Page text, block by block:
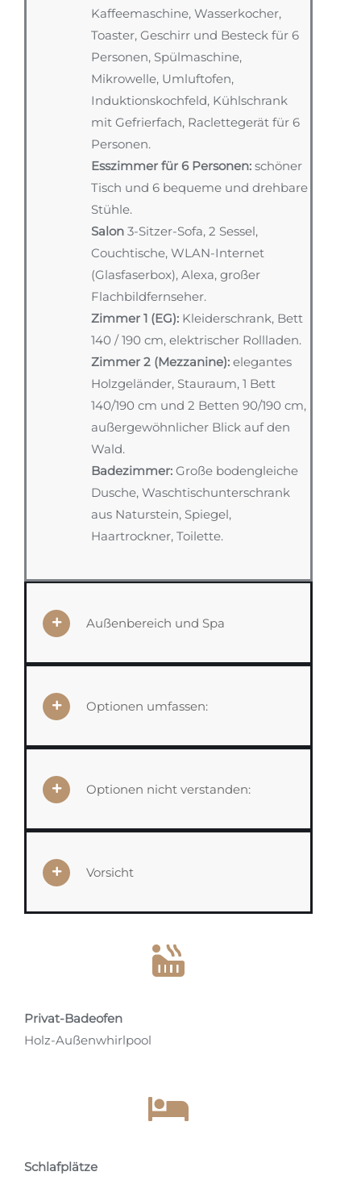
Kaffeemaschine, Wasserkocher,
Toaster, Geschirr und Besteck für 6
Personen, Spülmaschine,
Mikrowelle, Umluftofen,
Induktionskochfeld, Kühlschrank
mit Gefrierfach, Raclettegerät für 6
Personen.
Esszimmer für 6 Personen: schöner
Tisch und 6 bequeme und drehbare
Stühle.
Salon 3-Sitzer-Sofa, 2 Sessel,
Couchtische, WLAN-Internet
(Glasfaserbox), Alexa, großer
Flachbildfernseher.
Zimmer 1 (EG): Kleiderschrank, Bett
140 / 190 cm, elektrischer Rollladen.
Zimmer 2 (Mezzanine): elegantes
Holzgeländer, Stauraum, 1 Bett
140/190 cm und 2 Betten 90/190 cm,
außergewöhnlicher Blick auf den
Wald.
Badezimmer: Große bodengleiche
Dusche, Waschtischunterschrank
aus Naturstein, Spiegel,
Haartrockner, Toilette.
Außenbereich und Spa
Optionen umfassen:
Optionen nicht verstanden:
Vorsicht
Privat-Badeofen
Holz-Außenwhirlpool
Schlafplätze